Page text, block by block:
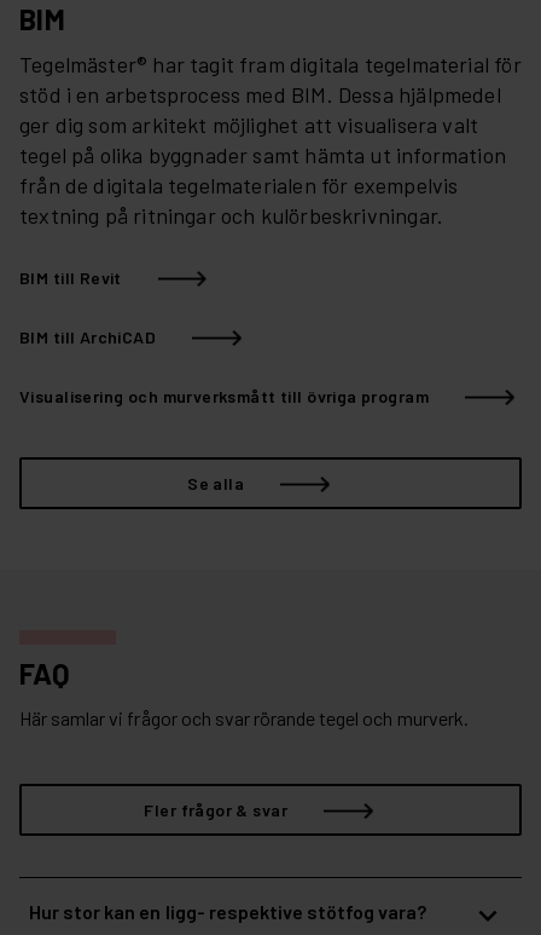
BIM
Tegelmäster® har tagit fram digitala tegelmaterial för
stöd i en arbetsprocess med BIM. Dessa hjälpmedel
ger dig som arkitekt möjlighet att visualisera valt
tegel på olika byggnader samt hämta ut information
från de digitala tegelmaterialen för exempelvis
textning på ritningar och kulörbeskrivningar.
BIM till Revit
BIM till ArchiCAD
Visualisering och murverksmått till övriga program
Se alla
FAQ
Här samlar vi frågor och svar rörande tegel och murverk.
Fler frågor & svar
Hur stor kan en ligg- respektive stötfog vara? expand_more